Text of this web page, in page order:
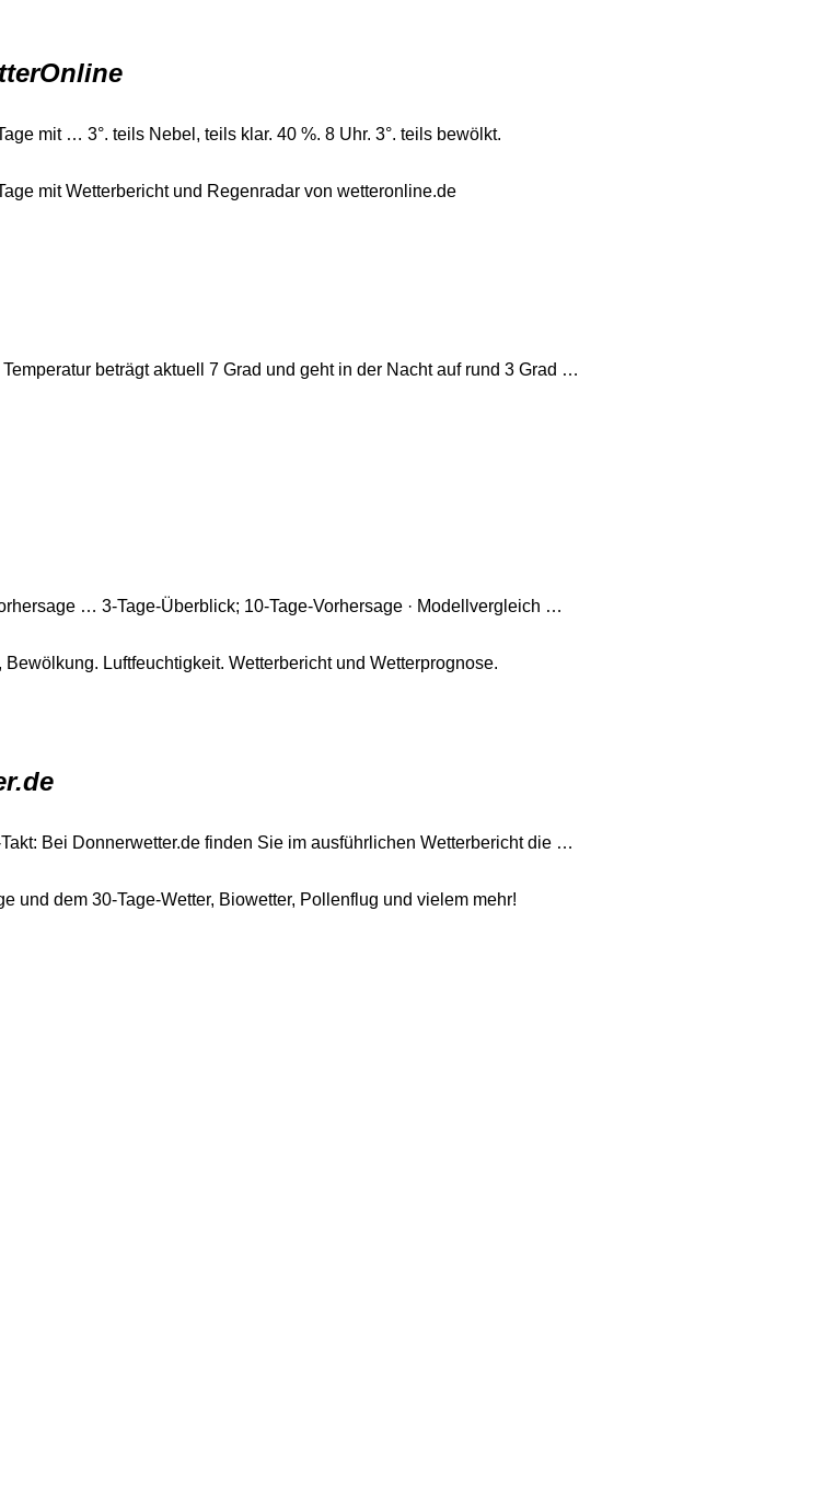
mit … 3°. teils Nebel, teils klar. 40 %. 8 Uhr. 3°. teils bewölkt.
mit Wetterbericht und Regenradar von wetteronline.de
beträgt aktuell 7 Grad und geht in der Nacht auf rund 3 Grad …
… 3-Tage-Überblick; 10-Tage-Vorhersage · Modellvergleich …
Luftfeuchtigkeit. Wetterbericht und Wetterprognose.
Bei Donnerwetter.de finden Sie im ausführlichen Wetterbericht die …
und dem 30-Tage-Wetter, Biowetter, Pollenflug und vielem mehr!